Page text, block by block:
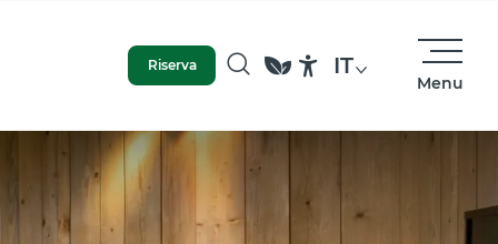
Menu
Riserva
Accessibilité
IT